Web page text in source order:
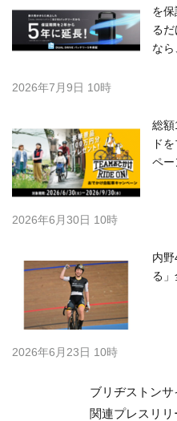
を
る
な
2026年7月9日 10時
総額
ド
ペー
2026年6月30日 10時
内
る
2026年6月23日 10時
ブリヂストン
関連プレスリリ